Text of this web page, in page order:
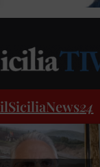
ilSiciliaNews24